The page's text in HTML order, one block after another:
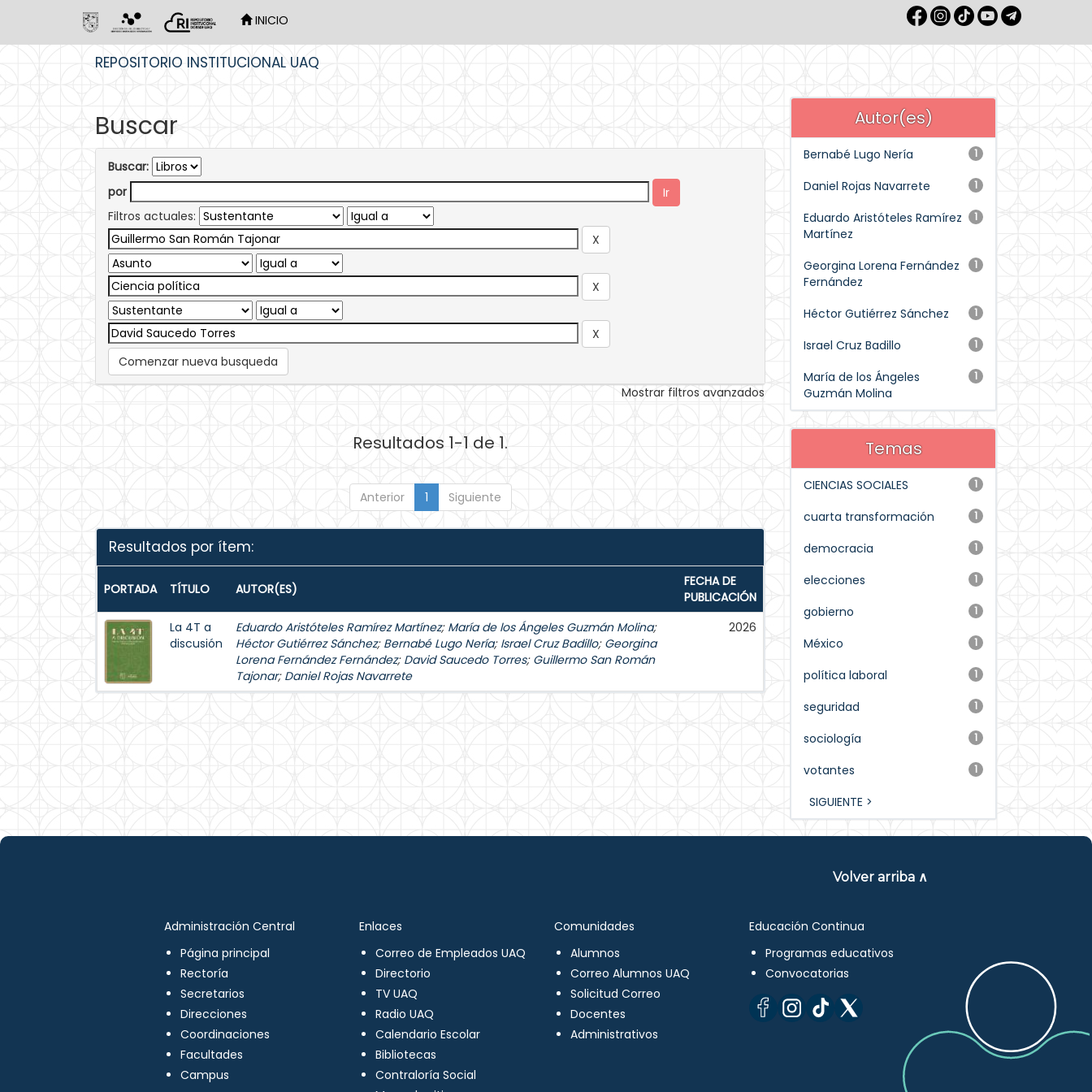
INICIO
REPOSITORIO INSTITUCIONAL UAQ
Buscar
Buscar:
por
Filtros actuales:
Comenzar nueva busqueda
Mostrar filtros avanzados
Resultados 1-1 de 1.
Anterior 1 Siguiente
Resultados por ítem:
PORTADA TÍTULO AUTOR(ES)
FECHA DE
PUBLICACIÓN
La 4T a
discusión
Eduardo Aristóteles Ramírez Martínez; María de los Ángeles Guzmán Molina;
Héctor Gutiérrez Sánchez; Bernabé Lugo Nería; Israel Cruz Badillo; Georgina
Lorena Fernández Fernández; David Saucedo Torres; Guillermo San Román
Tajonar; Daniel Rojas Navarrete
2026
Autor(es)
1
Bernabé Lugo Nería
1
Daniel Rojas Navarrete
1
Eduardo Aristóteles Ramírez
Martínez
1
Georgina Lorena Fernández
Fernández
1
Héctor Gutiérrez Sánchez
1
Israel Cruz Badillo
1
María de los Ángeles
Guzmán Molina
Temas
1
CIENCIAS SOCIALES
1
cuarta transformación
1
democracia
1
elecciones
1
gobierno
1
México
1
política laboral
1
seguridad
1
sociología
1
votantes
SIGUIENTE >
Volver arriba ∧
Administración Central
Página principal
Rectoría
Secretarios
Direcciones
Coordinaciones
Facultades
Campus
Enlaces
Correo de Empleados UAQ
Directorio
TV UAQ
Radio UAQ
Calendario Escolar
Bibliotecas
Contraloría Social
Comunidades
Alumnos
Correo Alumnos UAQ
Solicitud Correo
Docentes
Administrativos
Educación Continua
Programas educativos
Convocatorias